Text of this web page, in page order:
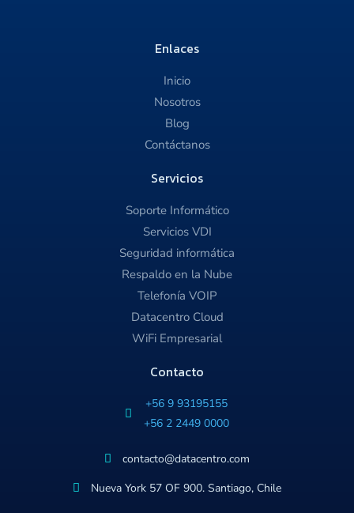
Enlaces
Inicio
Nosotros
Blog
Contáctanos
Servicios
Soporte Informático
Servicios VDI
Seguridad informática
Respaldo en la Nube
Telefonía VOIP
Datacentro Cloud
WiFi Empresarial
Contacto
+56 9 93195155
+56 2 2449 0000
contacto@datacentro.com
Nueva York 57 OF 900. Santiago, Chile